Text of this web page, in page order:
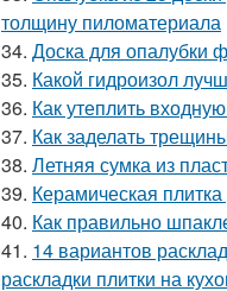
толщину пиломатериала
34. Доска для опалубки
35. Какой гидроизол
36. Как утеплить
37. Как заделать
38. Летняя сумка из
39. Керамическая
40. Как правильно
41. 14 вариантов
раскладки плитки на